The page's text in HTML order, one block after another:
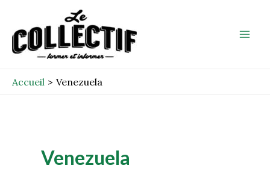
contenu
Accueil Venezuela
Venezuela